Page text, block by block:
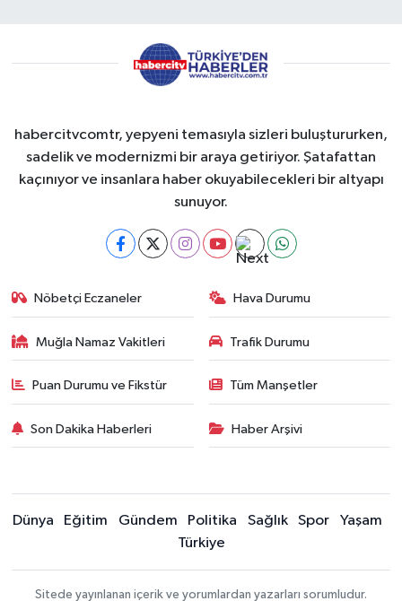
habercitvcomtr, yepyeni temasıyla sizleri buluştururken,
sadelik ve modernizmi bir araya getiriyor. Şatafattan
kaçınıyor ve insanlara haber okuyabilecekleri bir altyapı
sunuyor.
Nöbetçi Eczaneler Hava Durumu
Muğla Namaz Vakitleri Trafik Durumu
Puan Durumu ve Fikstür Tüm Manşetler
Son Dakika Haberleri Haber Arşivi
Dünya Eğitim Gündem Politika Sağlık Spor
Yaşam
Türkiye
Sitede yayınlanan içerik ve yorumlardan yazarları sorumludur.